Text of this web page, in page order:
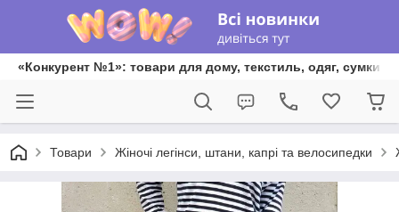
«Конкурент №1»: товари для дому, текстиль, одяг, сумки
Товари Жіночі легінси, штани, капрі та велосипедки